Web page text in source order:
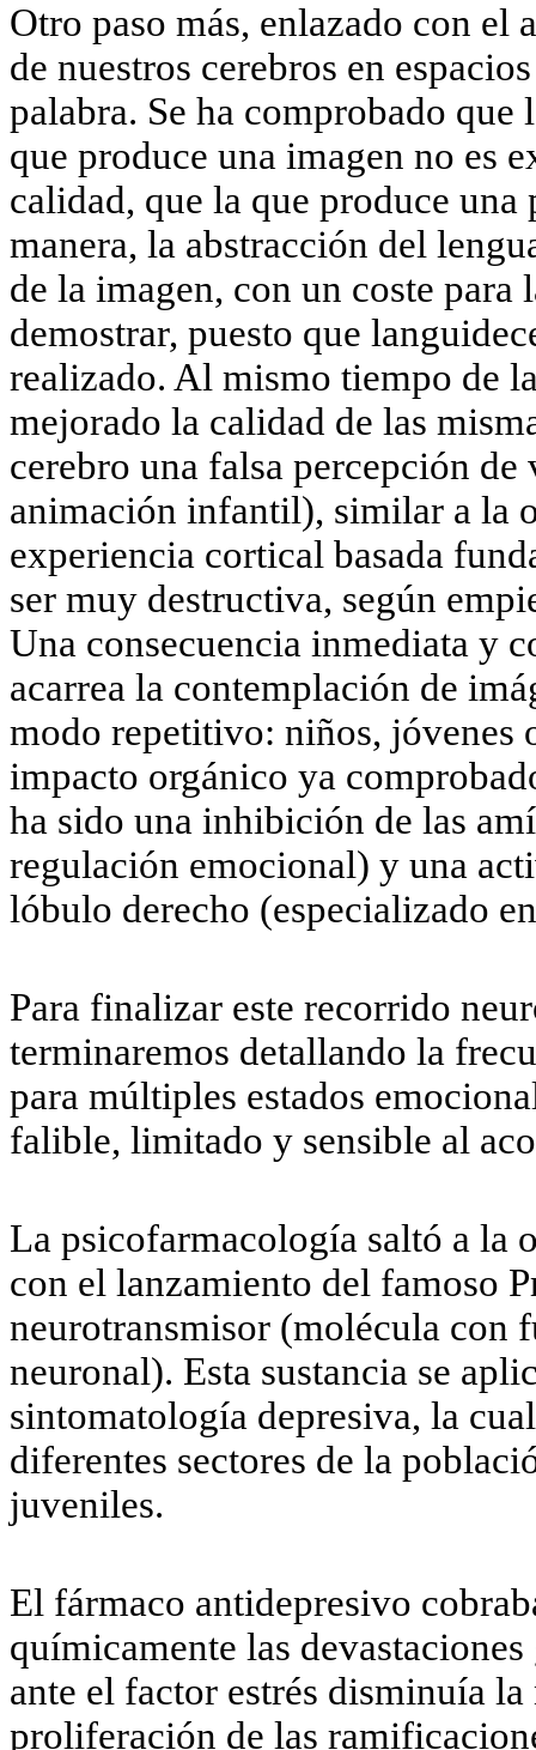
Otro paso más, enlazado con el
de nuestros cerebros en
palabra. Se ha comprobado
que produce una imagen no es
calidad, que la que produce una
manera, la abstracción del
de la imagen, con un coste
demostrar, puesto que
realizado. Al mismo tiempo de
mejorado la calidad de las
cerebro una falsa percepción
animación infantil), similar a la
experiencia cortical basada
ser muy destructiva, según
Una consecuencia inmediata y
acarrea la contemplación de
modo repetitivo: niños, jóvenes
impacto orgánico ya
ha sido una inhibición de las
regulación emocional) y una
lóbulo derecho (especializado
Para finalizar este recorrido
terminaremos detallando la
para múltiples estados
falible, limitado y sensible al
La psicofarmacología saltó a la
con el lanzamiento del famoso
neurotransmisor (molécula con
neuronal). Esta sustancia se
sintomatología depresiva, la
diferentes sectores de la
juveniles.
El fármaco antidepresivo
químicamente las
ante el factor estrés disminuía
proliferación de las